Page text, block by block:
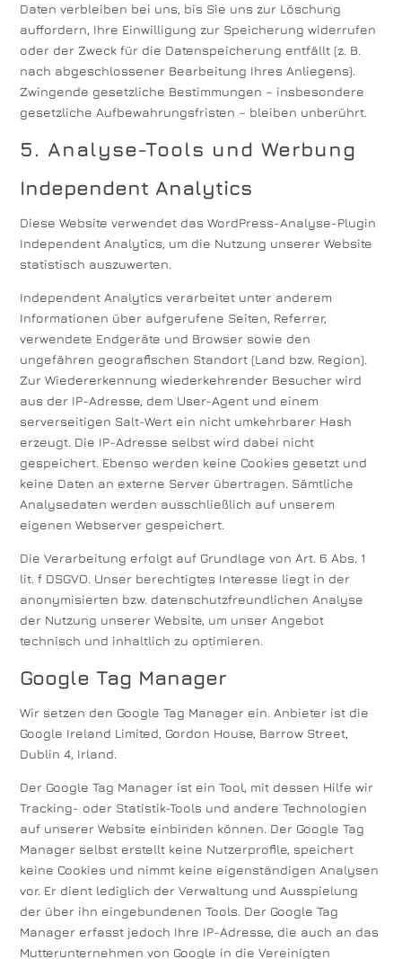
Daten verbleiben bei uns, bis Sie uns zur Löschung
auffordern, Ihre Einwilligung zur Speicherung widerrufen
oder der Zweck für die Datenspeicherung entfällt (z. B.
nach abgeschlossener Bearbeitung Ihres Anliegens).
Zwingende gesetzliche Bestimmungen – insbesondere
gesetzliche Aufbewahrungsfristen – bleiben unberührt.
5. Analyse-Tools und Werbung
Independent Analytics
Diese Website verwendet das WordPress-Analyse-Plugin
Independent Analytics, um die Nutzung unserer Website
statistisch auszuwerten.
Independent Analytics verarbeitet unter anderem
Informationen über aufgerufene Seiten, Referrer,
verwendete Endgeräte und Browser sowie den
ungefähren geografischen Standort (Land bzw. Region).
Zur Wiedererkennung wiederkehrender Besucher wird
aus der IP-Adresse, dem User-Agent und einem
serverseitigen Salt-Wert ein nicht umkehrbarer Hash
erzeugt. Die IP-Adresse selbst wird dabei nicht
gespeichert. Ebenso werden keine Cookies gesetzt und
keine Daten an externe Server übertragen. Sämtliche
Analysedaten werden ausschließlich auf unserem
eigenen Webserver gespeichert.
Die Verarbeitung erfolgt auf Grundlage von Art. 6 Abs. 1
lit. f DSGVO. Unser berechtigtes Interesse liegt in der
anonymisierten bzw. datenschutzfreundlichen Analyse
der Nutzung unserer Website, um unser Angebot
technisch und inhaltlich zu optimieren.
Google Tag Manager
Wir setzen den Google Tag Manager ein. Anbieter ist die
Google Ireland Limited, Gordon House, Barrow Street,
Dublin 4, Irland.
Der Google Tag Manager ist ein Tool, mit dessen Hilfe wir
Tracking- oder Statistik-Tools und andere Technologien
auf unserer Website einbinden können. Der Google Tag
Manager selbst erstellt keine Nutzerprofile, speichert
keine Cookies und nimmt keine eigenständigen Analysen
vor. Er dient lediglich der Verwaltung und Ausspielung
der über ihn eingebundenen Tools. Der Google Tag
Manager erfasst jedoch Ihre IP-Adresse, die auch an das
Mutterunternehmen von Google in die Vereinigten